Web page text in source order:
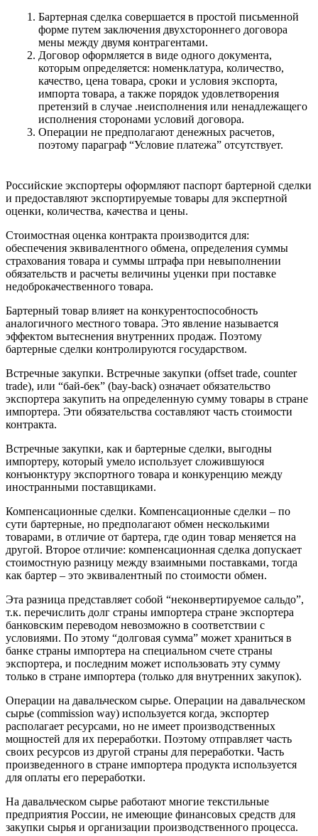
Бартерная сделка совершается в простой письменной
форме путем заключения двухстороннего договора
мены между двумя контрагентами.
Договор оформляется в виде одного документа,
которым определяется: номенклатура, количество,
качество, цена товара, сроки и условия экспорта,
импорта товара, а также порядок удовлетворения
претензий в случае .неисполнения или ненадлежащего
исполнения сторонами условий договора.
Операции не предполагают денежных расчетов,
поэтому параграф “Условие платежа” отсутствует.
Российские экспортеры оформляют паспорт бартерной сделки
и предоставляют экспортируемые товары для экспертной
оценки, количества, качества и цены.
Стоимостная оценка контракта производится для:
обеспечения эквивалентного обмена, определения суммы
страхования товара и суммы штрафа при невыполнении
обязательств и расчеты величины уценки при поставке
недоброкачественного товара.
Бартерный товар влияет на конкурентоспособность
аналогичного местного товара. Это явление называется
эффектом вытеснения внутренних продаж. Поэтому
бартерные сделки контролируются государством.
Встречные закупки. Встречные закупки (offset trade, counter
trade), или “бай-бек” (bay-back) означает обязательство
экспортера закупить на определенную сумму товары в стране
импортера. Эти обязательства составляют часть стоимости
контракта.
Встречные закупки, как и бартерные сделки, выгодны
импортеру, который умело использует сложившуюся
конъюнктуру экспортного товара и конкуренцию между
иностранными поставщиками.
Компенсационные сделки. Компенсационные сделки – по
сути бартерные, но предполагают обмен несколькими
товарами, в отличие от бартера, где один товар меняется на
другой. Второе отличие: компенсационная сделка допускает
стоимостную разницу между взаимными поставками, тогда
как бартер – это эквивалентный по стоимости обмен.
Эта разница представляет собой “неконвертируемое сальдо”,
т.к. перечислить долг страны импортера стране экспортера
банковским переводом невозможно в соответствии с
условиями. По этому “долговая сумма” может храниться в
банке страны импортера на специальном счете страны
экспортера, и последним может использовать эту сумму
только в стране импортера (только для внутренних закупок).
Операции на давальческом сырье. Операции на давальческом
сырье (commission way) используется когда, экспортер
располагает ресурсами, но не имеет производственных
мощностей для их переработки. Поэтому отправляет часть
своих ресурсов из другой страны для переработки. Часть
произведенного в стране импортера продукта используется
для оплаты его переработки.
На давальческом сырье работают многие текстильные
предприятия России, не имеющие финансовых средств для
закупки сырья и организации производственного процесса.